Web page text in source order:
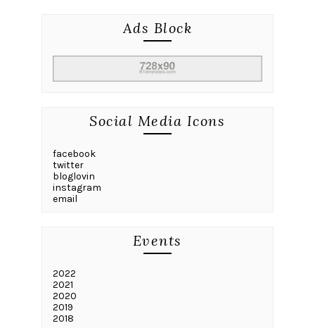
Ads Block
Social Media Icons
facebook
twitter
bloglovin
instagram
email
Events
2022
2021
2020
2019
2018